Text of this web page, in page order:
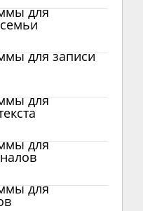
для
для записи
для
для
для